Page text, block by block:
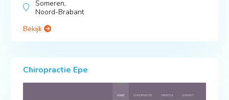
Someren,
Noord-Brabant
Bekijk
Chiropractie Epe